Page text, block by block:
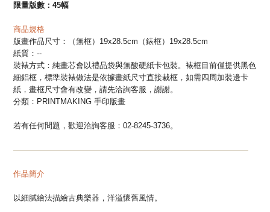
限量版數：45幅
商品規格
版畫作品尺寸：
（無框） 19x28.5cm （錶框） 19x28.5cm
紙質：--
裝裱方式： 純畫芯會以禮品袋與無酸硬紙卡包裝。裱框目前僅提供黑色
細鋁框，標準裝裱做法是依據畫紙尺寸直接裁框，如需四周加裝邊卡
紙，畫框尺寸會有改變，請先洽詢客服，謝謝。
分類： PRINTMAKING 手印版畫
若有任何問題，歡迎洽詢客服：02-8245-3736。
——————————————————————————————
作品簡介
以細膩繪法描繪古典樂器，洋溢懷舊風情。